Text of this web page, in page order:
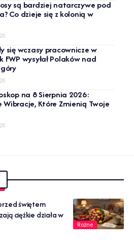
są bardziej natarczywe pod
Co dzieje się z kolonią w
się wczasy pracownicze w
FWP wysyłał Polaków nad
na 8 Sierpnia 2026:
Wibracje, Które Zmienią Twoje
Rożne
świętem
ciężkie działa w